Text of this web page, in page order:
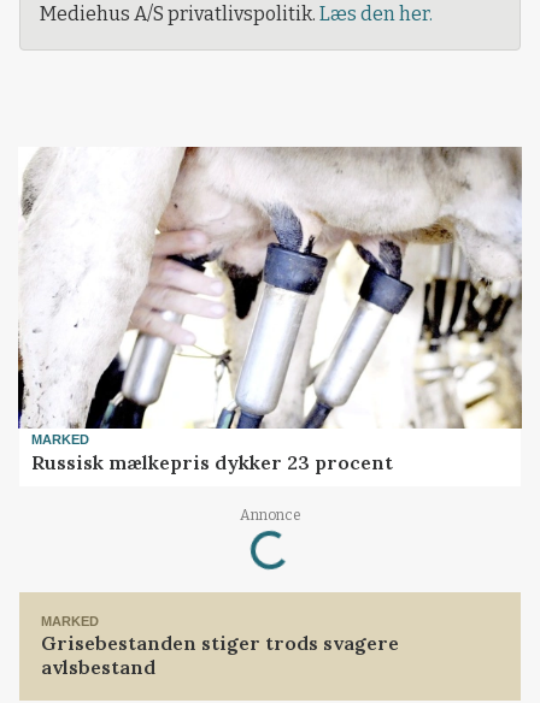
Mediehus A/S privatlivspolitik. Læs den her.
MARKED
Russisk mælkepris dykker 23 procent
Annonce
Loading...
MARKED
Grisebestanden stiger trods svagere
avlsbestand